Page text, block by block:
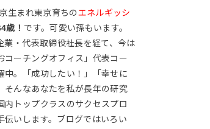
生まれ東京育ちのエネルギッシ
歳！ です。可愛い孫もいます。
業・代表取締役社長を経て、今は
コーチングオフィス」代表コー
中。「成功したい！」「幸せに
そんなあなたを私が長年の研究
内トップクラスのサクセスプロ
伝いします。ブログではいろい